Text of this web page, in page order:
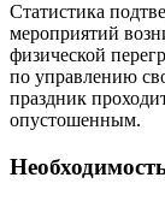
Статистика
мероприятий
физической
по управлению
праздник
опустошенным.